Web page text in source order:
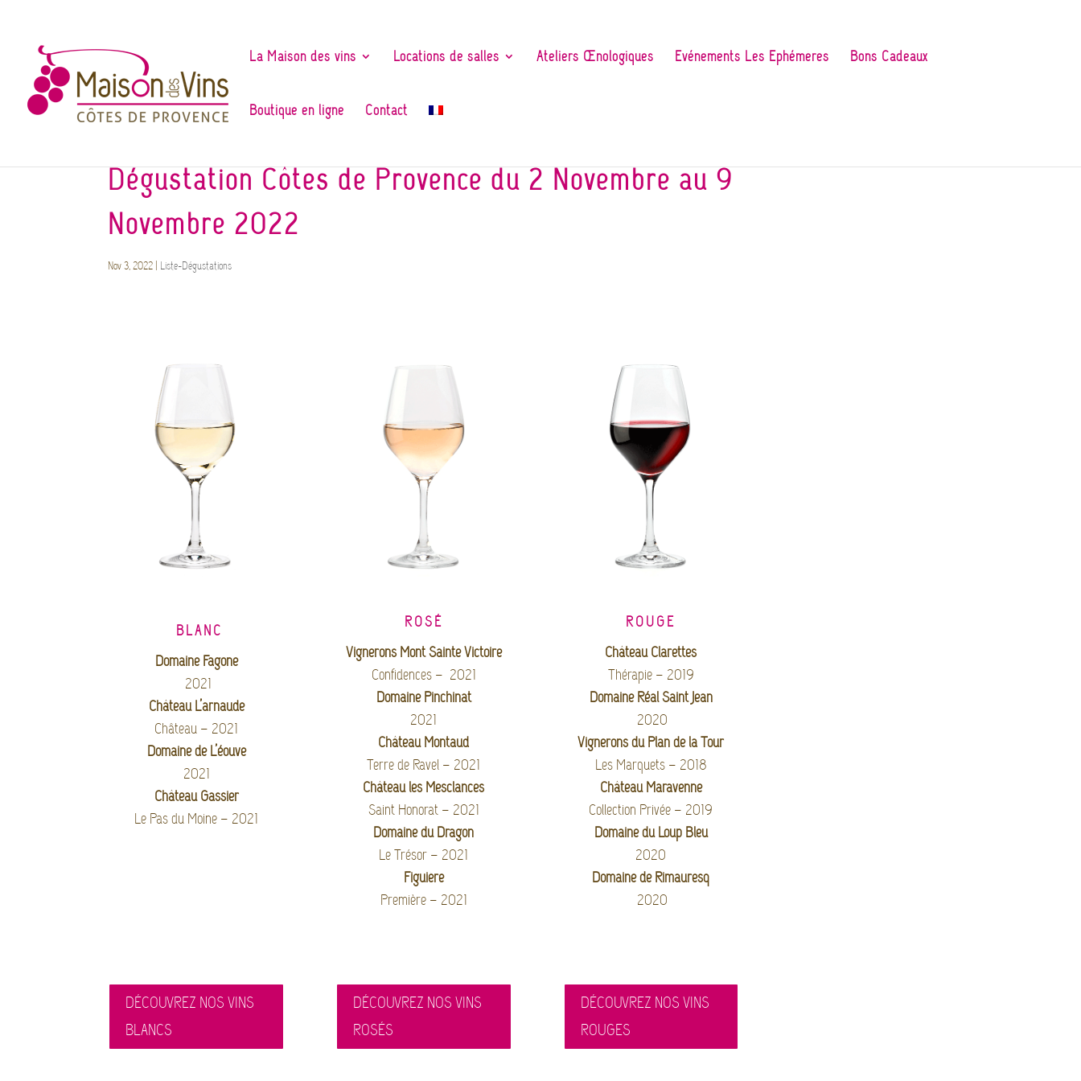
La Maison des vins Locations de salles Ateliers Œnologiques Evénements Les Ephémères Bons Cadeaux
Boutique en ligne Contact
Dégustation Côtes de Provence du 2 Novembre au 9
Novembre 2022
Nov 3, 2022 Liste-Dégustations
BLANC
Domaine Fagone
2021
Château L’arnaude
Château – 2021
Domaine de L’éouve
2021
Château Gassier
Le Pas du Moine – 2021
ROSÉ
Vignerons Mont Sainte Victoire
Confidences – 2021
Domaine Pinchinat
2021
Château Montaud
Terre de Ravel – 2021
Château les Mesclances
Saint Honorat – 2021
Domaine du Dragon
Le Trésor – 2021
Figuière
Première – 2021
ROUGE
Château Clarettes
Thérapie – 2019
Domaine Réal Saint Jean
2020
Vignerons du Plan de la Tour
Les Marquets – 2018
Château Maravenne
Collection Privée – 2019
Domaine du Loup Bleu
2020
Domaine de Rimauresq
2020
DÉCOUVREZ NOS VINS
BLANCS
DÉCOUVREZ NOS VINS
ROSÉS
DÉCOUVREZ NOS VINS
ROUGES